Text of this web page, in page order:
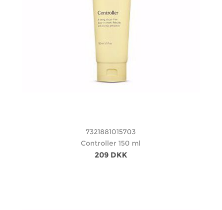
7321881015703
Controller 150 ml
209 DKK